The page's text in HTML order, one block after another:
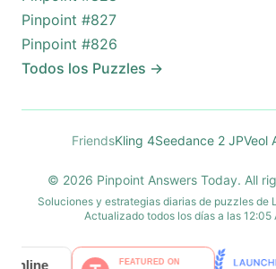
Pinpoint #827
Pinpoint #826
Todos los Puzzles →
FriendsKling 4Seedance 2 JPVeol
© 2026 Pinpoint Answers Today. All
Soluciones y estrategias diarias de puzzles de
Actualizado todos los días a las 12:05